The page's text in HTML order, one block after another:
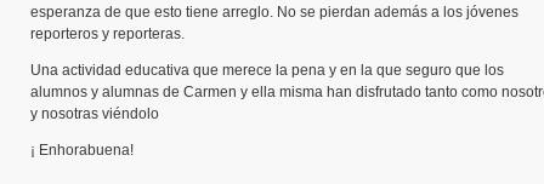
esperanza de que esto tiene arreglo. No se pierdan además a los jóvenes
reporteros y reporteras.
Una actividad educativa que merece la pena y en la que seguro que los
alumnos y alumnas de Carmen y ella misma han disfrutado tanto como
y nosotras viéndolo
¡ Enhorabuena!